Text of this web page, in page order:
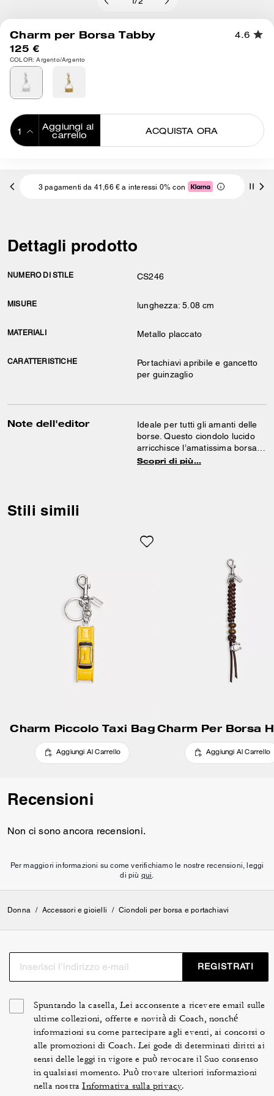
/2
Charm per Borsa Tabby 4.6
125 €
COLOR: Argento/Argento
Aggiungi al
carrello
ACQUISTA ORA
3 pagamenti da 41,66 € a interessi 0% con
Dettagli prodotto
NUMERO DI STILE CS246
MISURE lunghezza: 5.08 cm
MATERIALI Metallo placcato
CARATTERISTICHE
Portachiavi apribile e gancetto
per guinzaglio
Note dell'editor
Ideale per tutti gli amanti delle
borse. Questo ciondolo lucido
arricchisce l’amatissima borsa
Tabby. Aggancialo alla tua borsa
Scopri di più…
Stili simili
Charm Piccolo Taxi Bag
Aggiungi Al Carrello Aggiungi Al Carrello
Recensioni
Non ci sono ancora recensioni.
Per maggiori informazioni su come verifichiamo le nostre recensioni, leggi
di più qui
Donna / Accessori e gioielli / Ciondoli per borsa e portachiavi
REGISTRATI
Spuntando la casella, Lei acconsente a ricevere email sulle
ultime collezioni, offerte e novità di Coach, nonché
informazioni su come partecipare agli eventi, ai concorsi o
alle promozioni di Coach. Lei gode di determinati diritti ai
sensi delle leggi in vigore e può revocare il Suo consenso
in qualsiasi momento. Può trovare ulteriori informazioni
nella nostraInformativa sulla privacy.